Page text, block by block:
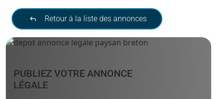
Retour à la liste des annonces
PUBLIEZ VOTRE ANNONCE
LÉGALE